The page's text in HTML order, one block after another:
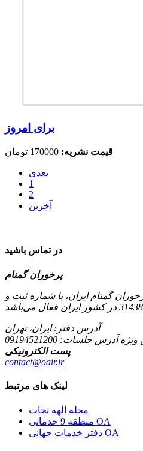
برای امروز
قیمت نشریه:
بعدی
1
2
آخرین
در تماس باشید
پرخوران گمنام
گمنام ایران، با شماره ثبت و
آدرس دفتر: ایران، تهران
ویژه آدرس جلسات:
پست الکترونیکی
contact@oair.ir
لینک های مرتبط
مجله الهه نجات
منطقه 9 خدماتی OA
دفتر خدمات جهانی OA